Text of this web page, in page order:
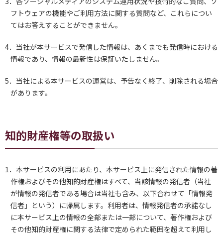
フトウェアの機能やご利用方法に関する質問など、これらについ
てはお答えすることができません。
4．当社が本サービスで発信した情報は、あくまでも発信時における
情報であり、情報の最新性は保証いたしません。
5．当社による本サービスの運営は、予告なく終了、削除される場合
があります。
知的財産権等の取扱い
1．本サービスの利用にあたり、本サービス上に発信された情報の著
作権およびその他知的財産権はすべて、当該情報の発信者（当社
が情報の発信者である場合は当社も含み、以下合わせて「情報発
信者」という）に帰属します。利用者は、情報発信者の承諾なし
に本サービス上の情報の全部または一部について、著作権および
その他知的財産権に関する法律で定められた範囲を超えて利用し